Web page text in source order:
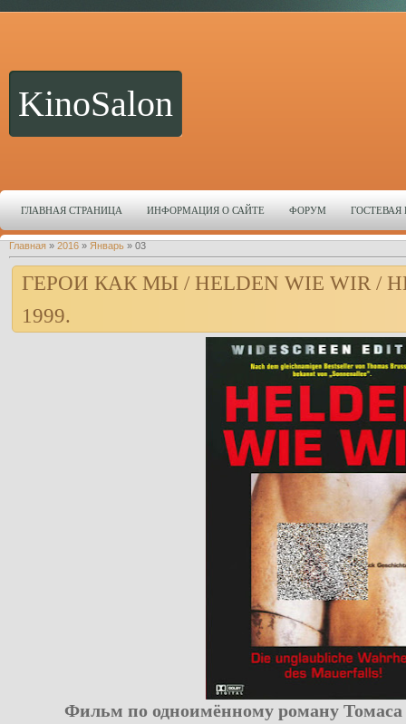
KinoSalon
ГЛАВНАЯ СТРАНИЦА ИНФОРМАЦИЯ О САЙТЕ ФОРУМ ГОСТЕВАЯ
Главная » 2016 » Январь » 03
ГЕРОИ КАК МЫ / HELDEN WIE WIR /
1999.
Фильм по одноимённому роману